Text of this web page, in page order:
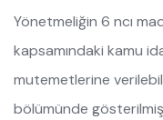
Yönetmeliğin 6 ncı
kapsamındaki kamu
mutemetlerine
bölümünde